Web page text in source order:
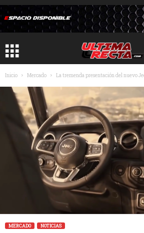
Inicio Mercado La tremenda presentación del nuevo
MERCADO NOTICIAS